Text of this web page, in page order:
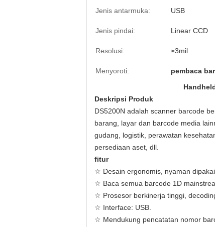
Jenis antarmuka: USB
Jenis pindai: Linear CCD
Resolusi: ≥3mil
Menyoroti: pembaca
Deskripsi Produk
DS5200N adalah scanner barcode
barang, layar dan barcode media
gudang, logistik, perawatan
persediaan aset, dll.
fitur
☆ Desain ergonomis, nyaman dipakai.
☆ Baca semua barcode 1D
☆ Prosesor berkinerja tinggi,
☆ Interface: USB.
☆ Mendukung pencatatan nomor